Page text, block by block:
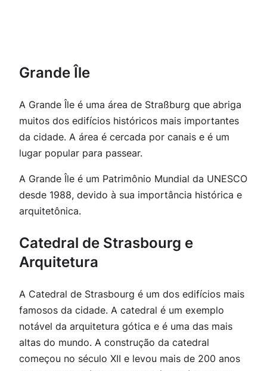
Grande Île
A Grande Île é uma área de Straßburg que abriga
muitos dos edifícios históricos mais importantes
da cidade. A área é cercada por canais e é um
lugar popular para passear.
A Grande Île é um Patrimônio Mundial da UNESCO
desde 1988, devido à sua importância histórica e
arquitetônica.
Catedral de Strasbourg e
Arquitetura
A Catedral de Strasbourg é um dos edifícios mais
famosos da cidade. A catedral é um exemplo
notável da arquitetura gótica e é uma das mais
altas do mundo. A construção da catedral
começou no século XII e levou mais de 200 anos